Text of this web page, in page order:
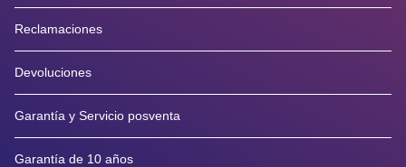
Reclamaciones
Devoluciones
Garantía y Servicio posventa
Garantía de 10 años